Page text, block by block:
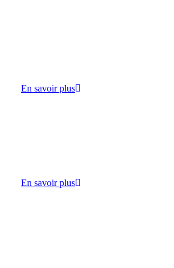
En savoir plus
En savoir plus